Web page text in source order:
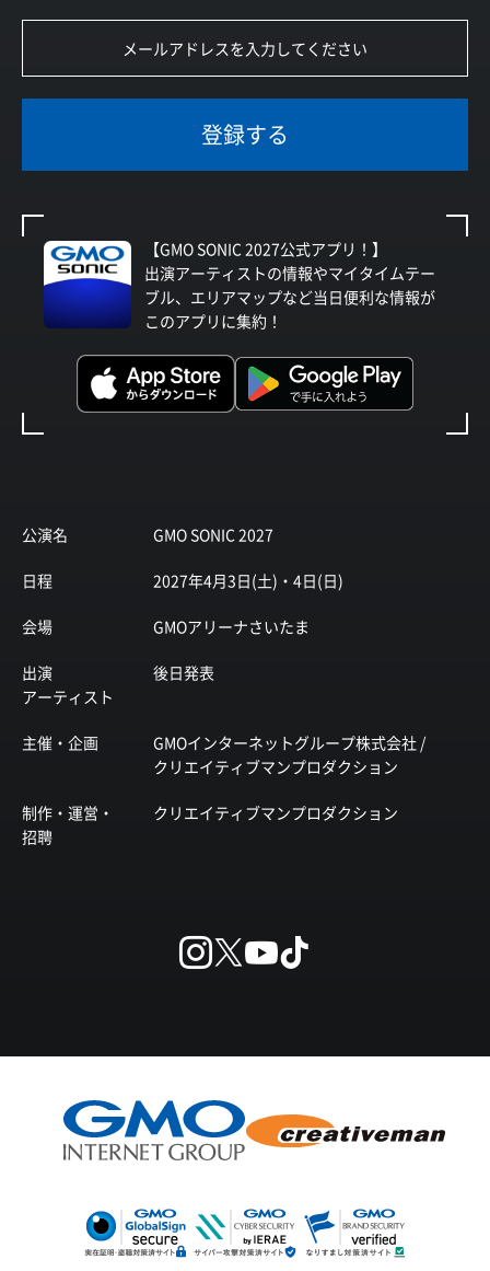
公演名 GMO SONIC 2027
日程 2027年4月3日(土)・4日(日)
会場 GMOアリーナさいたま
出演
アーティスト
後日発表
主催・企画
GMOインターネットグループ株式会社 /
クリエイティブマンプロダクション
制作・運営・
招聘
クリエイティブマンプロダクション
登録する
【GMO SONIC 2027公式アプリ！】
出演アーティストの情報やマイタイムテー
ブル、エリアマップなど当日便利な情報が
このアプリに集約！